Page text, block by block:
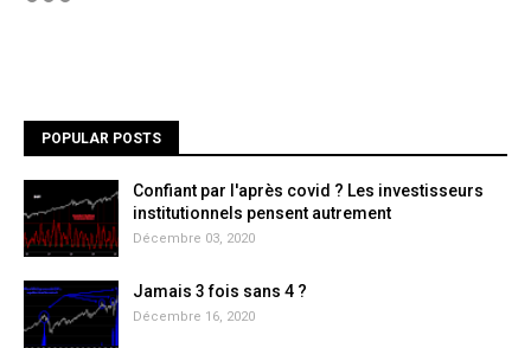
POPULAR POSTS
Confiant par l'après covid ? Les investisseurs
institutionnels pensent autrement
Décembre 03, 2020
Jamais 3 fois sans 4 ?
Décembre 16, 2020